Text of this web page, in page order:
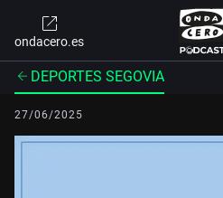
ondacero.es
DEPORTES SEGOVIA
27/06/2025